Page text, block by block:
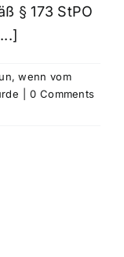
§ 173 StPO
wenn vom
0 Comments